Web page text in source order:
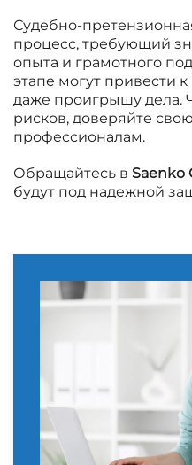
Судебно-
процесс, требующий
опыта и грамотного
этапе могут привести
даже проигрышу дела.
рисков, доверяйте
профессионалам.
Обращайтесь в Saenko
будут под надежной